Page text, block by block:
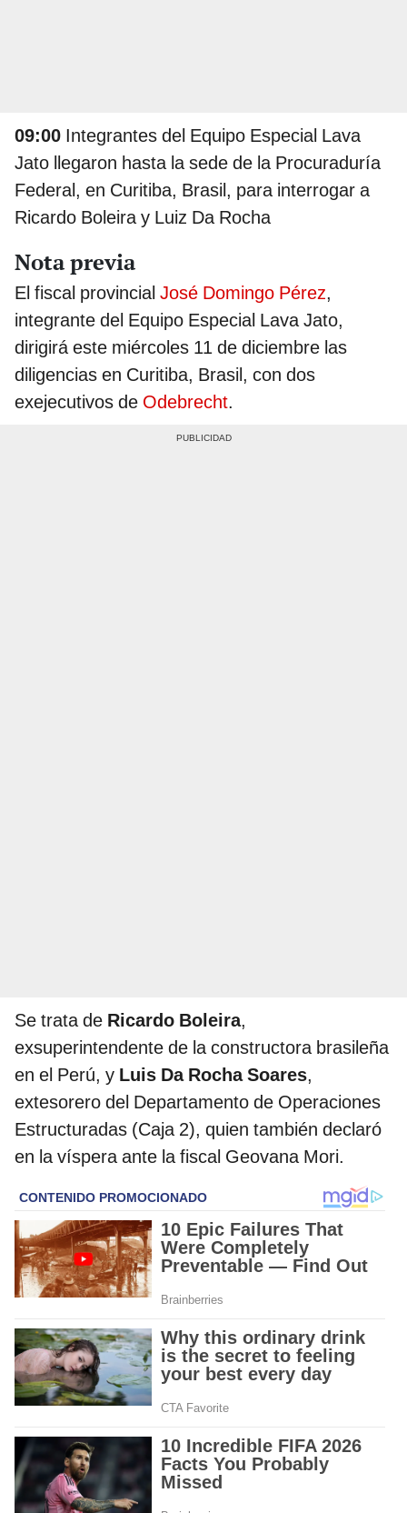
09:00 Integrantes del Equipo Especial Lava
Jato llegaron hasta la sede de la Procuraduría
Federal, en Curitiba, Brasil, para interrogar a
Ricardo Boleira y Luiz Da Rocha
Nota previa
El fiscal provincial José Domingo Pérez,
integrante del Equipo Especial Lava Jato,
dirigirá este miércoles 11 de diciembre las
diligencias en Curitiba, Brasil, con dos
exejecutivos de Odebrecht.
Se trata de Ricardo Boleira,
exsuperintendente de la constructora brasileña
en el Perú, y Luis Da Rocha Soares,
extesorero del Departamento de Operaciones
Estructuradas (Caja 2), quien también declaró
en la víspera ante la fiscal Geovana Mori.